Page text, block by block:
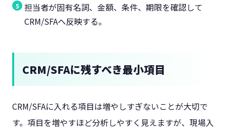
担当者が固有名詞、金額、条件、期限を確認して
CRM/SFAへ反映する。
CRM/SFAに残すべき最小項目
CRM/SFAに入れる項目は増やしすぎないことが大切で
す。項目を増やすほど分析しやすく見えますが、現場入